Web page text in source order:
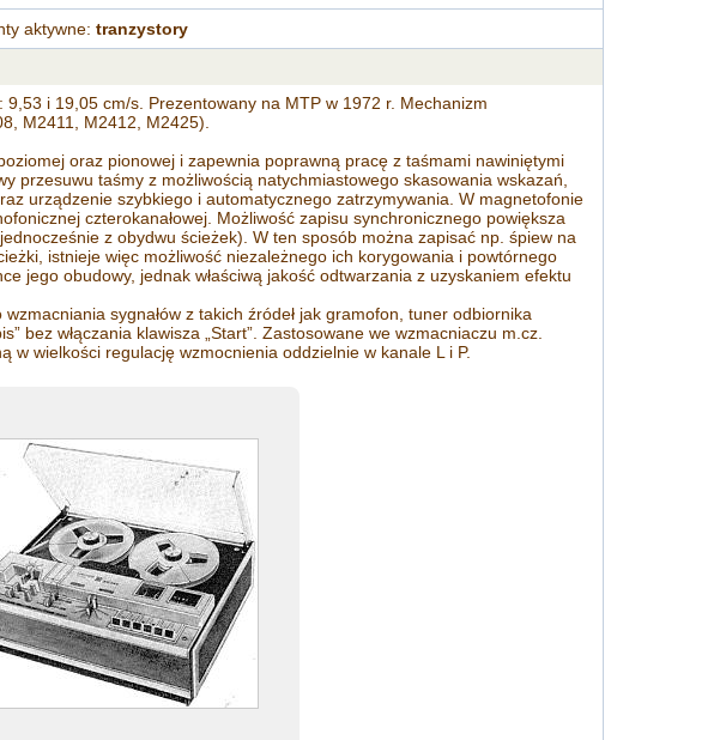
aktywne:tranzystory
i 19,05 cm/s. Prezentowany na MTP w 1972 r. Mechanizm
M2411, M2412, M2425).
oraz pionowej i zapewnia poprawną pracę z taśmami nawiniętymi
przesuwu taśmy z możliwością natychmiastowego skasowania wskazań,
urządzenie szybkiego i automatycznego zatrzymywania. W magnetofonie
czterokanałowej. Możliwość zapisu synchronicznego powiększa
z obydwu ścieżek). W ten sposób można zapisać np. śpiew na
istnieje więc możliwość niezależnego ich korygowania i powtórnego
jego obudowy, jednak właściwą jakość odtwarzania z uzyskaniem efektu
sygnałów z takich źródeł jak gramofon, tuner odbiornika
bez włączania klawisza „Start”. Zastosowane we wzmacniaczu m.cz.
wielkości regulację wzmocnienia oddzielnie w kanale L i P.